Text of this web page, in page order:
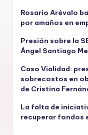
Rosario Arévalo
por amaños en
Presión sobre la
Ángel Santiago
Caso Vialidad:
sobrecostos en
de Cristina
La falta de
recuperar fondos